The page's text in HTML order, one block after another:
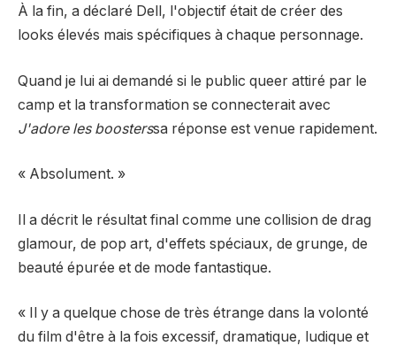
À la fin, a déclaré Dell, l'objectif était de créer des
looks élevés mais spécifiques à chaque personnage.
Quand je lui ai demandé si le public queer attiré par le
camp et la transformation se connecterait avec
J'adore les boosterssa réponse est venue rapidement.
« Absolument. »
Il a décrit le résultat final comme une collision de drag
glamour, de pop art, d'effets spéciaux, de grunge, de
beauté épurée et de mode fantastique.
« Il y a quelque chose de très étrange dans la volonté
du film d'être à la fois excessif, dramatique, ludique et